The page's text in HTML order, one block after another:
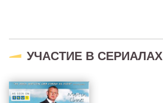
УЧАСТИЕ В СЕРИАЛАХ